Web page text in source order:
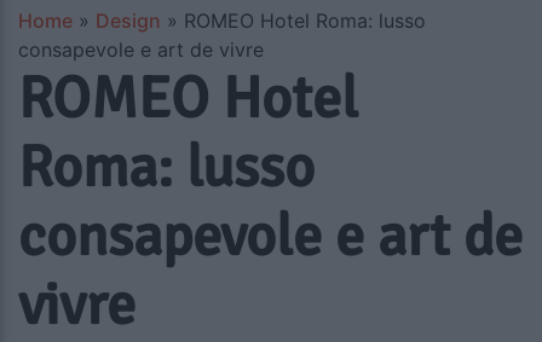
Home » Design » ROMEO Hotel Roma: lusso
consapevole e art de vivre
ROMEO Hotel
Roma: lusso
consapevole e art de
vivre